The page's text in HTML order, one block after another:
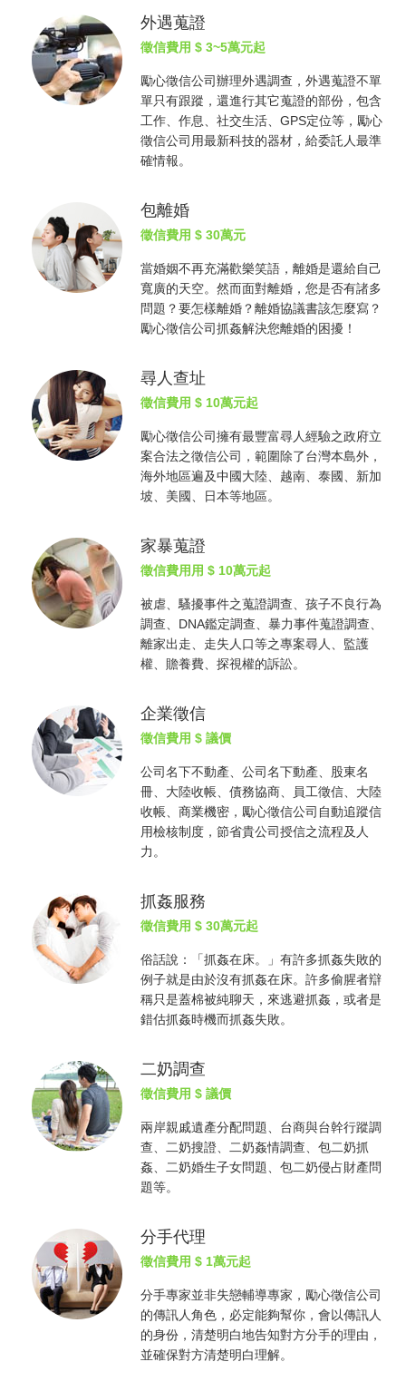
外遇蒐證
徵信費用 $ 3~5萬元起
勵心徵信公司辦理外遇調查，外遇蒐證不單
單只有跟蹤，還進行其它蒐證的部份，包含
工作、作息、社交生活、GPS定位等，勵心
徵信公司 用最新科技的器材，給委託人最準
確情報。
包離婚
徵信費用 $ 30萬元
當婚姻不再充滿歡樂笑語，離婚是還給自己
寬廣的天空。然而面對離婚，您是否有諸多
問題？要怎樣離婚？離婚協議書該怎麼寫？
勵心徵信公司抓姦解決您離婚的困擾！
尋人查址
徵信費用 $ 10萬元起
勵心徵信公司擁有最豐富尋人經驗之政府立
案合法之徵信公司 ，範圍除了台灣本島外，
海外地區遍及中國大陸、越南、泰國、新加
坡、美國、日本等地區。
家暴蒐證
徵信費用用 $ 10萬元起
被虐、騷擾事件之蒐證調查、孩子不良行為
調查、DNA鑑定調查、暴力事件蒐證調查、
離家出走、走失人口等之專案尋人、監護
權、贍養費、探視權的訴訟。
企業徵信
徵信費用 $ 議價
公司名下不動產、公司名下動產、股東名
冊、大陸收帳、債務協商、員工徵信、大陸
收帳、商業機密，勵心徵信公司 自動追蹤信
用檢核制度，節省貴公司授信之流程及人
力。
抓姦服務
徵信費用 $ 30萬元起
俗話說：「抓姦在床。」有許多抓姦失敗的
例子就是由於沒有抓姦在床。許多偷腥者辯
稱只是蓋棉被純聊天，來逃避抓姦 ，或者是
錯估抓姦時機而抓姦失敗。
二奶調查
徵信費用 $ 議價
兩岸親戚遺產分配問題、台商與台幹行蹤調
查、二奶搜證、二奶姦情調查、包二奶抓
姦、二奶婚生子女問題、包二奶侵占財產問
題等。
分手代理
徵信費用 $ 1萬元起
分手專家並非失戀輔導專家，勵心徵信公司
的傳訊人角色，必定能夠幫你，會以傳訊人
的身份，清楚明白地告知對方分手的理由，
並確保對方清楚明白理解。